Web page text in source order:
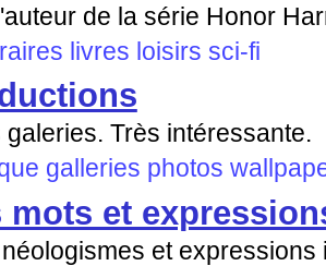
de la série Honor
livres loisirs sci-fi
Très intéressante.
galleries photos
mots et
et